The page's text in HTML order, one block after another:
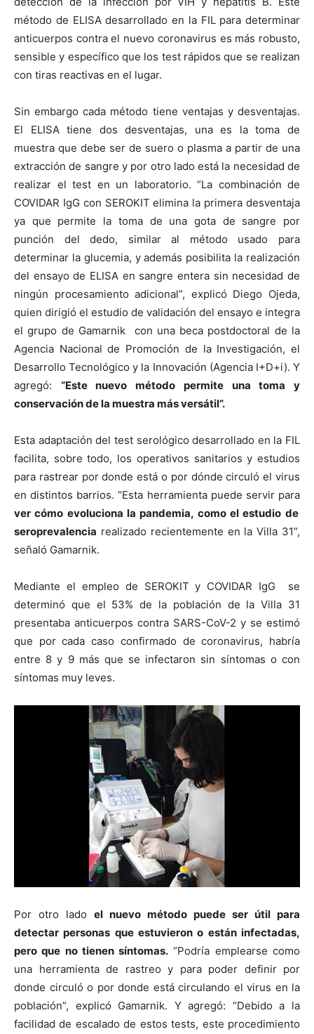
método de ELISA desarrollado en la FIL para determinar
anticuerpos contra el nuevo coronavirus es más robusto,
sensible y específico que los test rápidos que se realizan
con tiras reactivas en el lugar.
Sin embargo cada método tiene ventajas y desventajas.
El ELISA tiene dos desventajas, una es la toma de
muestra que debe ser de suero o plasma a partir de una
extracción de sangre y por otro lado está la necesidad de
realizar el test en un laboratorio. “La combinación de
COVIDAR IgG con SEROKIT elimina la primera desventaja
ya que permite la toma de una gota de sangre por
punción del dedo, similar al método usado para
determinar la glucemia, y además posibilita la realización
del ensayo de ELISA en sangre entera sin necesidad de
ningún procesamiento adicional”, explicó Diego Ojeda,
quien dirigió el estudio de validación del ensayo e integra
el grupo de Gamarnik con una beca postdoctoral de la
Agencia Nacional de Promoción de la Investigación, el
Desarrollo Tecnológico y la Innovación (Agencia I+D+i). Y
agregó: “Este nuevo método permite una toma y
conservación de la muestra más versátil”.
Esta adaptación del test serológico desarrollado en la FIL
facilita, sobre todo, los operativos sanitarios y estudios
para rastrear por donde está o por dónde circuló el virus
en distintos barrios. “Esta herramienta puede servir para
ver cómo evoluciona la pandemia, como el estudio de
seroprevalencia realizado recientemente en la Villa 31”,
señaló Gamarnik.
Mediante el empleo de SEROKIT y COVIDAR IgG se
determinó que el 53% de la población de la Villa 31
presentaba anticuerpos contra SARS-CoV-2 y se estimó
que por cada caso confirmado de coronavirus, habría
entre 8 y 9 más que se infectaron sin síntomas o con
síntomas muy leves.
Por otro lado el nuevo método puede ser útil para
detectar personas que estuvieron o están infectadas,
pero que no tienen síntomas. “Podría emplearse como
una herramienta de rastreo y para poder definir por
donde circuló o por donde está circulando el virus en la
población”, explicó Gamarnik. Y agregó: “Debido a la
facilidad de escalado de estos tests, este procedimiento